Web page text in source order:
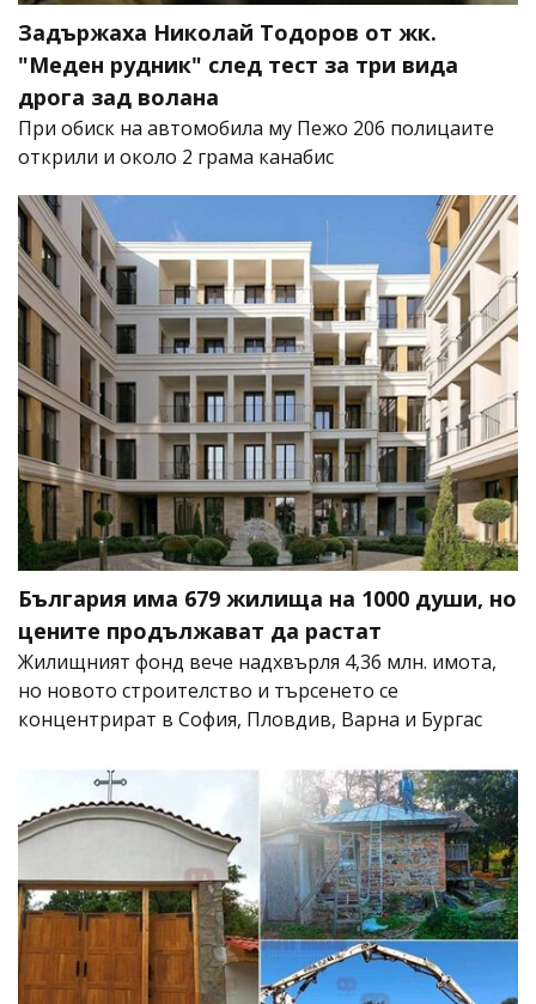
Задържаха Николай Тодоров от жк.
"Меден рудник" след тест за три вида
дрога зад волана
При обиск на автомобила му Пежо 206 полицаите
открили и около 2 грама канабис
България има 679 жилища на 1000 души, но
цените продължават да растат
Жилищният фонд вече надхвърля 4,36 млн. имота,
но новото строителство и търсенето се
концентрират в София, Пловдив, Варна и Бургас